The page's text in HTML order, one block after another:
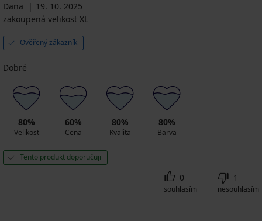
Dana
19. 10. 2025
zakoupená velikost XL
Ověřený zákazník
Dobré
80%
Velikost
60%
Cena
80%
Kvalita
80%
Barva
Tento produkt doporučuji
0
souhlasím
1
nesouhlasím